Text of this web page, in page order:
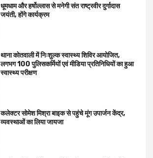
धूमधाम और हर्षोल्लास से मनेगी संत राष्ट्रवीर दुर्गादास
जयंती, होंगे कार्यक्रम
थाना कोतवाली में निःशुल्क स्वास्थ्य शिविर आयोजित,
लगभग 100 पुलिसकर्मियों एवं मीडिया प्रतिनिधियों का हुआ
स्वास्थ्य परीक्षण
कलेक्टर सोमेश मिश्रा बाइक से पहुंचे मूंग उपार्जन केंद्र,
व्यवस्थाओं का लिया जायजा